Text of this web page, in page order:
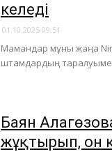
келеді
01.10.2025 09:51
Мамандар мұны жаңа
штамдардың
Баян
жұқтырып, он